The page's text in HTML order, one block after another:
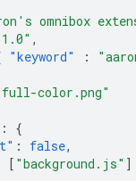
omnibox
,
"keyword" :
full-color.png"
:
{
: false,
[ "background.js" ]